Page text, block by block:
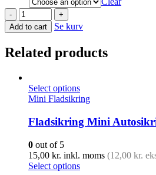
-
+
Add to cart
Se kurv
Related products
Select options
Mini Fladsikring
Fladsikring Mini
0 out of 5
15,00 kr. inkl. moms (12,00 kr.
Select options